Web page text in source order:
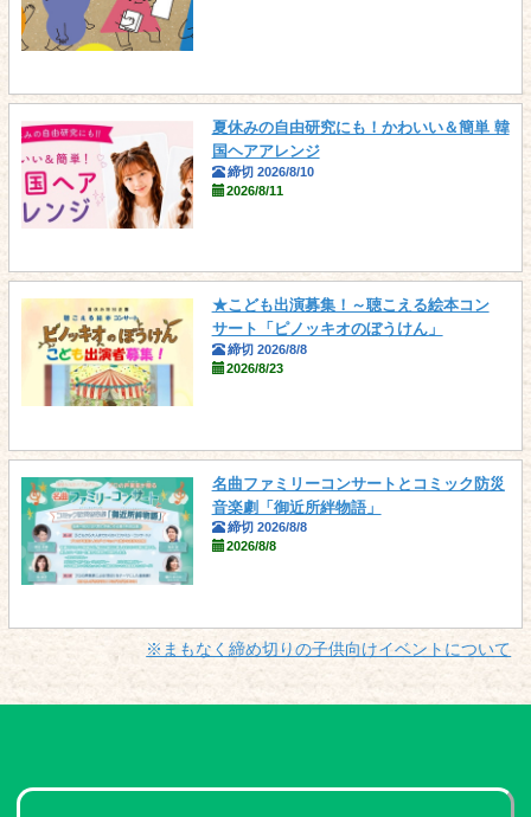
夏休みの自由研究にも！かわいい＆簡単 韓
国ヘアアレンジ
締切 2026/8/10
2026/8/11
★こども出演募集！～聴こえる絵本コン
サート「ピノッキオのぼうけん」
締切 2026/8/8
2026/8/23
名曲ファミリーコンサートとコミック防災
音楽劇「御近所絆物語」
締切 2026/8/8
2026/8/8
※まもなく締め切りの子供向けイベントについて